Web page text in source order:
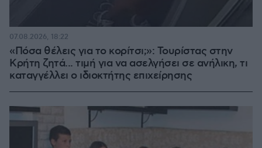
«Πόσα θέλεις για το κορίτσι;»: Τουρίστας στην
Κρήτη ζητά... τιμή για να ασελγήσει σε ανήλικη, τι
καταγγέλλει ο ιδιοκτήτης επιχείρησης
07.08.2026, 18:22